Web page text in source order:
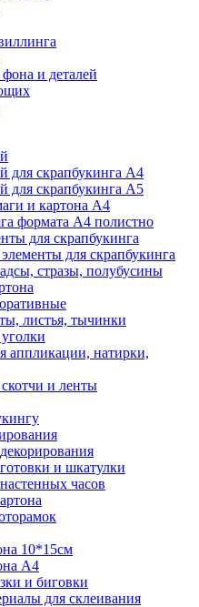
и деталей
для скрапбукинга А4
для скрапбукинга А5
и картона А4
формата А4 полистно
для скрапбукинга
для скрапбукинга
стразы, полубусины
листья, тычинки
аппликации, натирки,
и ленты
и шкатулки
часов
10*15см
А4
и биговки
для склеивания